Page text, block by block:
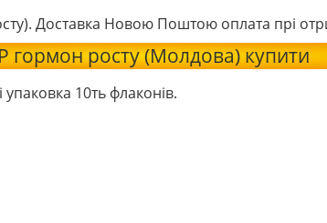
Доставка Новою Поштою оплата прі
гормон росту (Молдова) купити
10ть флаконів.